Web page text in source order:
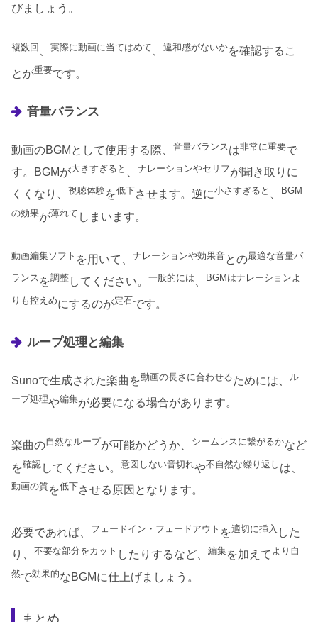
びましょう。
複数回 、 実際に動画に当てはめて 、 違和感がないかを確認するこ
とが重要です。
音量バランス
動画のBGMとして使用する際、 音量バランス は非常に重要で
す。BGMが大きすぎると 、 ナレーションやセリフが聞き取りに
くくなり、 視聴体験を低下させます。逆に小さすぎると 、 BGM
の効果が薄れて しまいます。
動画編集ソフト を用いて、 ナレーションや効果音との最適な音量バ
ランス を調整 してください。 一般的には 、 BGMはナレーションよ
りも控えめにするのが定石です。
ループ処理と編集
Sunoで生成された楽曲を動画の長さに合わせるためには、 ル
ープ処理や編集が必要になる場合があります。
楽曲の自然なループが可能かどうか、 シームレスに繋がるかなど
を確認 してください。 意図しない音切れや不自然な繰り返し は、
動画の質を低下させる原因となります。
必要であれば、 フェードイン・フェードアウト を適切に挿入 した
り、 不要な部分をカット したりするなど、 編集を加えて より自
然で効果的なBGMに仕上げましょう。
まとめ